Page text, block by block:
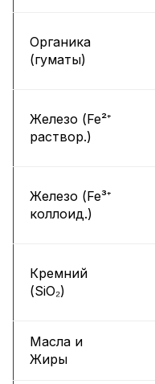
Органика
(гуматы)
Железо (Fe²⁺
раствор.)
Железо (Fe³⁺
коллоид.)
Кремний
(SiO₂)
Масла и
Жиры